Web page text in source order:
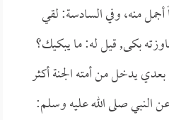
منه، وفي السادسة: لقي
بكى, قيل له: ما يبكيك؟
يدخل من أمته الجنة أكثر
النبي صلى الله عليه وسلم: